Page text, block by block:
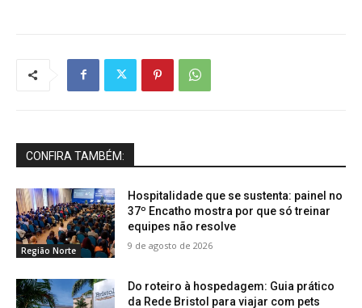
CONFIRA TAMBÉM:
Região Norte
Hospitalidade que se sustenta: painel no
37º Encatho mostra por que só treinar
equipes não resolve
9 de agosto de 2026
Do roteiro à hospedagem: Guia prático
da Rede Bristol para viajar com pets